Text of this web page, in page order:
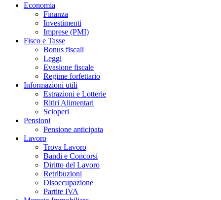
Economia
Finanza
Investimenti
Imprese (PMI)
Fisco e Tasse
Bonus fiscali
Leggi
Evasione fiscale
Regime forfettario
Informazioni utili
Estrazioni e Lotterie
Ritiri Alimentari
Scioperi
Pensioni
Pensione anticipata
Lavoro
Trova Lavoro
Bandi e Concorsi
Diritto del Lavoro
Retribuzioni
Disoccupazione
Partite IVA